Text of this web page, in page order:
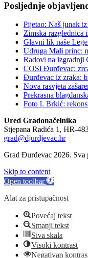
Posljednje
Pijetao: Naš junak
Zimska razglednica
Glavni lik naše
Udruga Mali princ:
Radovi na izgradnji
COSI Đurđevac:
Đurđevac iz zraka:
Nova rasvjeta
Prekrasna
Foto I. Brkić:
Ured Gradonačelnika
Stjepana Radića 1, HR-
grad@djurdjevac.hr
Grad Đurđevac 2026. Sva
Skip to content
Open toolbar
Alat za pristupačnost
Povećaj tekst
Smanji tekst
Siva skala
Visoki kontrast
Negativan